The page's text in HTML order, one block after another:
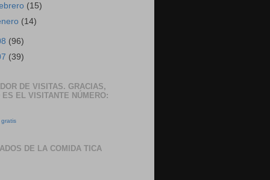
(15)
(14)
(96)
(39)
DE VISITAS. GRACIAS,
ES EL VISITANTE NÚMERO:
DE LA COMIDA TICA